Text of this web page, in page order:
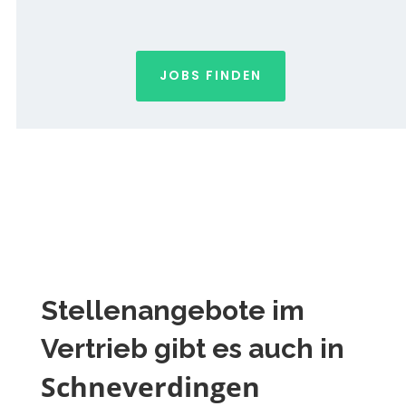
JOBS FINDEN
Stellenangebote im
Vertrieb gibt es auch in
Schneverdingen